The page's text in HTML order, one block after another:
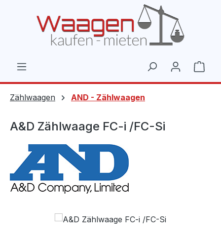
Zählwaagen AND - Zählwaagen
A&D Zählwaage FC-i /FC-Si
Bildergalerie überspringen